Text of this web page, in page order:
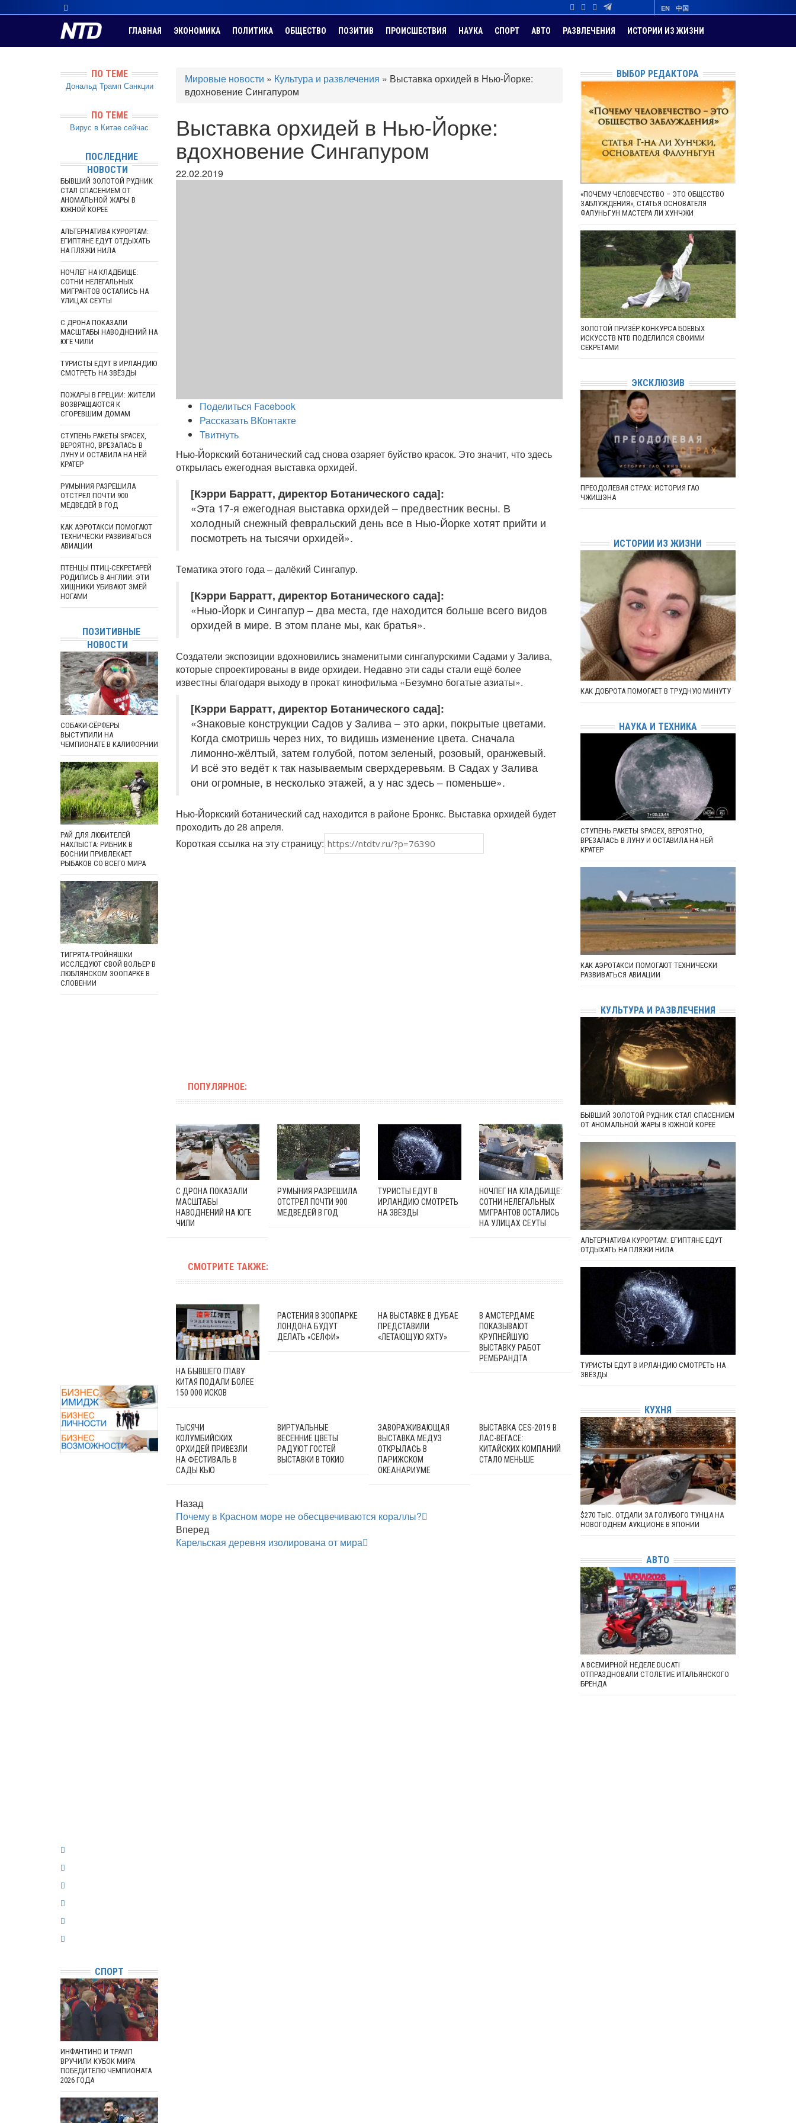
EN 中国
ГЛАВНАЯ ЭКОНОМИКА ПОЛИТИКА ОБЩЕСТВО ПОЗИТИВ ПРОИСШЕСТВИЯ НАУКА СПОРТ АВТО РАЗВЛЕЧЕНИЯ ИСТОРИИ ИЗ ЖИЗНИ
Мировые новости » Культура и развлечения » Выставка орхидей в Нью-Йорке:
вдохновение Сингапуром
Выставка орхидей в Нью-Йорке:
вдохновение Сингапуром
22.02.2019
Поделиться Facebook
Рассказать ВКонтакте
Твитнуть
Нью-Йоркский ботанический сад снова озаряет буйство красок. Это значит, что здесь
открылась ежегодная выставка орхидей.
[Кэрри Барратт, директор Ботанического сада]:
«Эта 17-я ежегодная выставка орхидей – предвестник весны. В
холодный снежный февральский день все в Нью-Йорке хотят прийти и
посмотреть на тысячи орхидей».
Тематика этого года – далёкий Сингапур.
[Кэрри Барратт, директор Ботанического сада]:
«Нью-Йорк и Сингапур – два места, где находится больше всего видов
орхидей в мире. В этом плане мы, как братья».
Создатели экспозиции вдохновились знаменитыми сингапурскими Садами у Залива,
которые спроектированы в виде орхидеи. Недавно эти сады стали ещё более
известны благодаря выходу в прокат кинофильма «Безумно богатые азиаты».
[Кэрри Барратт, директор Ботанического сада]:
«Знаковые конструкции Садов у Залива – это арки, покрытые цветами.
Когда смотришь через них, то видишь изменение цвета. Сначала
лимонно-жёлтый, затем голубой, потом зеленый, розовый, оранжевый.
И всё это ведёт к так называемым сверхдеревьям. В Садах у Залива
они огромные, в несколько этажей, а у нас здесь – поменьше».
Нью-Йоркский ботанический сад находится в районе Бронкс. Выставка орхидей будет
проходить до 28 апреля.
Короткая ссылка на эту страницу:
ПОПУЛЯРНОЕ:
С ДРОНА ПОКАЗАЛИ
МАСШТАБЫ
НАВОДНЕНИЙ НА ЮГЕ
ЧИЛИ
РУМЫНИЯ РАЗРЕШИЛА
ОТСТРЕЛ ПОЧТИ 900
МЕДВЕДЕЙ В ГОД
ТУРИСТЫ ЕДУТ В
ИРЛАНДИЮ СМОТРЕТЬ
НА ЗВЁЗДЫ
НОЧЛЕГ НА КЛАДБИЩЕ:
СОТНИ НЕЛЕГАЛЬНЫХ
МИГРАНТОВ ОСТАЛИСЬ
НА УЛИЦАХ СЕУТЫ
СМОТРИТЕ ТАКЖЕ:
НА БЫВШЕГО ГЛАВУ
КИТАЯ ПОДАЛИ БОЛЕЕ
150 000 ИСКОВ
РАСТЕНИЯ В ЗООПАРКЕ
ЛОНДОНА БУДУТ
ДЕЛАТЬ «СЕЛФИ»
НА ВЫСТАВКЕ В ДУБАЕ
ПРЕДСТАВИЛИ
«ЛЕТАЮЩУЮ ЯХТУ»
В АМСТЕРДАМЕ
ПОКАЗЫВАЮТ
КРУПНЕЙШУЮ
ВЫСТАВКУ РАБОТ
РЕМБРАНДТА
ТЫСЯЧИ
КОЛУМБИЙСКИХ
ОРХИДЕЙ ПРИВЕЗЛИ
НА ФЕСТИВАЛЬ В
САДЫ КЬЮ
ВИРТУАЛЬНЫЕ
ВЕСЕННИЕ ЦВЕТЫ
РАДУЮТ ГОСТЕЙ
ВЫСТАВКИ В ТОКИО
ЗАВОРАЖИВАЮЩАЯ
ВЫСТАВКА МЕДУЗ
ОТКРЫЛАСЬ В
ПАРИЖСКОМ
ОКЕАНАРИУМЕ
ВЫСТАВКА CES-2019 В
ЛАС-ВЕГАСЕ:
КИТАЙСКИХ КОМПАНИЙ
СТАЛО МЕНЬШЕ
Назад
Почему в Красном море не обесцвечиваются кораллы?
Вперед
Карельская деревня изолирована от мира
ПО ТЕМЕ
Дональд Трамп Санкции
ПО ТЕМЕ
Вирус в Китае сейчас
ПОСЛЕДНИЕ
НОВОСТИ
БЫВШИЙ ЗОЛОТОЙ РУДНИК
СТАЛ СПАСЕНИЕМ ОТ
АНОМАЛЬНОЙ ЖАРЫ В
ЮЖНОЙ КОРЕЕ
АЛЬТЕРНАТИВА КУРОРТАМ:
ЕГИПТЯНЕ ЕДУТ ОТДЫХАТЬ
НА ПЛЯЖИ НИЛА
НОЧЛЕГ НА КЛАДБИЩЕ:
СОТНИ НЕЛЕГАЛЬНЫХ
МИГРАНТОВ ОСТАЛИСЬ НА
УЛИЦАХ СЕУТЫ
С ДРОНА ПОКАЗАЛИ
МАСШТАБЫ НАВОДНЕНИЙ НА
ЮГЕ ЧИЛИ
ТУРИСТЫ ЕДУТ В ИРЛАНДИЮ
СМОТРЕТЬ НА ЗВЁЗДЫ
ПОЖАРЫ В ГРЕЦИИ: ЖИТЕЛИ
ВОЗВРАЩАЮТСЯ К
СГОРЕВШИМ ДОМАМ
СТУПЕНЬ РАКЕТЫ SPACEX,
ВЕРОЯТНО, ВРЕЗАЛАСЬ В
ЛУНУ И ОСТАВИЛА НА НЕЙ
КРАТЕР
РУМЫНИЯ РАЗРЕШИЛА
ОТСТРЕЛ ПОЧТИ 900
МЕДВЕДЕЙ В ГОД
КАК АЭРОТАКСИ ПОМОГАЮТ
ТЕХНИЧЕСКИ РАЗВИВАТЬСЯ
АВИАЦИИ
ПТЕНЦЫ ПТИЦ-СЕКРЕТАРЕЙ
РОДИЛИСЬ В АНГЛИИ: ЭТИ
ХИЩНИКИ УБИВАЮТ ЗМЕЙ
НОГАМИ
ПОЗИТИВНЫЕ
НОВОСТИ
СОБАКИ-СЁРФЕРЫ
ВЫСТУПИЛИ НА
ЧЕМПИОНАТЕ В КАЛИФОРНИИ
РАЙ ДЛЯ ЛЮБИТЕЛЕЙ
НАХЛЫСТА: РИБНИК В
БОСНИИ ПРИВЛЕКАЕТ
РЫБАКОВ СО ВСЕГО МИРА
ТИГРЯТА-ТРОЙНЯШКИ
ИССЛЕДУЮТ СВОЙ ВОЛЬЕР В
ЛЮБЛЯНСКОМ ЗООПАРКЕ В
СЛОВЕНИИ
СПОРТ
ИНФАНТИНО И ТРАМП
ВРУЧИЛИ КУБОК МИРА
ПОБЕДИТЕЛЮ ЧЕМПИОНАТА
2026 ГОДА
ВЫБОР РЕДАКТОРА
«ПОЧЕМУ ЧЕЛОВЕЧЕСТВО – ЭТО ОБЩЕСТВО
ЗАБЛУЖДЕНИЯ», СТАТЬЯ ОСНОВАТЕЛЯ
ФАЛУНЬГУН МАСТЕРА ЛИ ХУНЧЖИ
ЗОЛОТОЙ ПРИЗЁР КОНКУРСА БОЕВЫХ
ИСКУССТВ NTD ПОДЕЛИЛСЯ СВОИМИ
СЕКРЕТАМИ
ЭКСКЛЮЗИВ
ПРЕОДОЛЕВАЯ СТРАХ: ИСТОРИЯ ГАО
ЧЖИШЭНА
ИСТОРИИ ИЗ ЖИЗНИ
КАК ДОБРОТА ПОМОГАЕТ В ТРУДНУЮ МИНУТУ
НАУКА И ТЕХНИКА
СТУПЕНЬ РАКЕТЫ SPACEX, ВЕРОЯТНО,
ВРЕЗАЛАСЬ В ЛУНУ И ОСТАВИЛА НА НЕЙ
КРАТЕР
КАК АЭРОТАКСИ ПОМОГАЮТ ТЕХНИЧЕСКИ
РАЗВИВАТЬСЯ АВИАЦИИ
КУЛЬТУРА И РАЗВЛЕЧЕНИЯ
БЫВШИЙ ЗОЛОТОЙ РУДНИК СТАЛ СПАСЕНИЕМ
ОТ АНОМАЛЬНОЙ ЖАРЫ В ЮЖНОЙ КОРЕЕ
АЛЬТЕРНАТИВА КУРОРТАМ: ЕГИПТЯНЕ ЕДУТ
ОТДЫХАТЬ НА ПЛЯЖИ НИЛА
ТУРИСТЫ ЕДУТ В ИРЛАНДИЮ СМОТРЕТЬ НА
ЗВЁЗДЫ
КУХНЯ
$270 ТЫС. ОТДАЛИ ЗА ГОЛУБОГО ТУНЦА НА
НОВОГОДНЕМ АУКЦИОНЕ В ЯПОНИИ
АВТО
А ВСЕМИРНОЙ НЕДЕЛЕ DUCATI
ОТПРАЗДНОВАЛИ СТОЛЕТИЕ ИТАЛЬЯНСКОГО
БРЕНДА